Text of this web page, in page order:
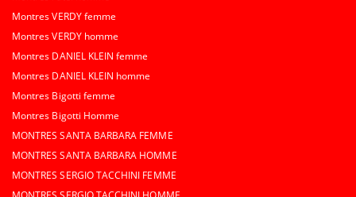
Montres VERDY femme
Montres VERDY homme
Montres DANIEL KLEIN femme
Montres DANIEL KLEIN homme
Montres Bigotti femme
Montres Bigotti Homme
MONTRES SANTA BARBARA FEMME
MONTRES SANTA BARBARA HOMME
MONTRES SERGIO TACCHINI FEMME
MONTRES SERGIO TACCHINI HOMME